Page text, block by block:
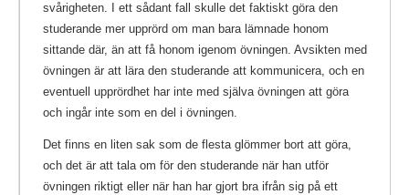
svårigheten. I ett sådant fall skulle det faktiskt göra den
studerande mer upprörd om man bara lämnade honom
sittande där, än att få honom igenom övningen. Avsikten med
övningen är att lära den studerande att kommunicera, och en
eventuell upprördhet har inte med själva övningen att göra
och ingår inte som en del i övningen.
Det finns en liten sak som de flesta glömmer bort att göra,
och det är att tala om för den studerande när han utför
övningen riktigt eller när han har gjort bra ifrån sig på ett